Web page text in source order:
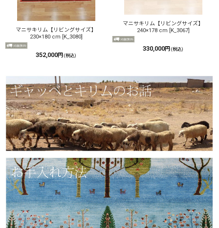
マニサキリム【リビングサイズ】
230×180 cm
K_3080]
352,000円 (税込)
マニサキリム【リビングサイズ】
240×178 cm
K_3067]
330,000円 (税込)